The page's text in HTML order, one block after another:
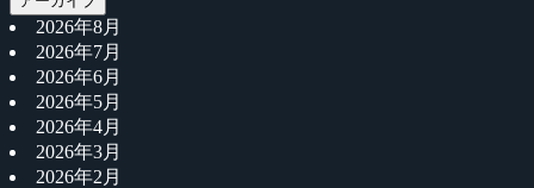
2026年8月
2026年7月
2026年6月
2026年5月
2026年4月
2026年3月
2026年2月